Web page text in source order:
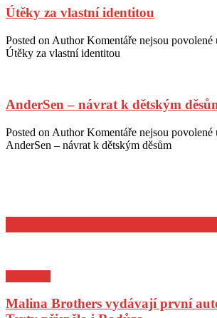
Útěky za vlastní identitou
Posted on Author Komentáře nejsou povolené
Útěky za vlastní identitou
AnderSen – návrat k dětským
Posted on Author Komentáře nejsou povolené
AnderSen – návrat k dětským děsům
Malina Brothers vydávají první